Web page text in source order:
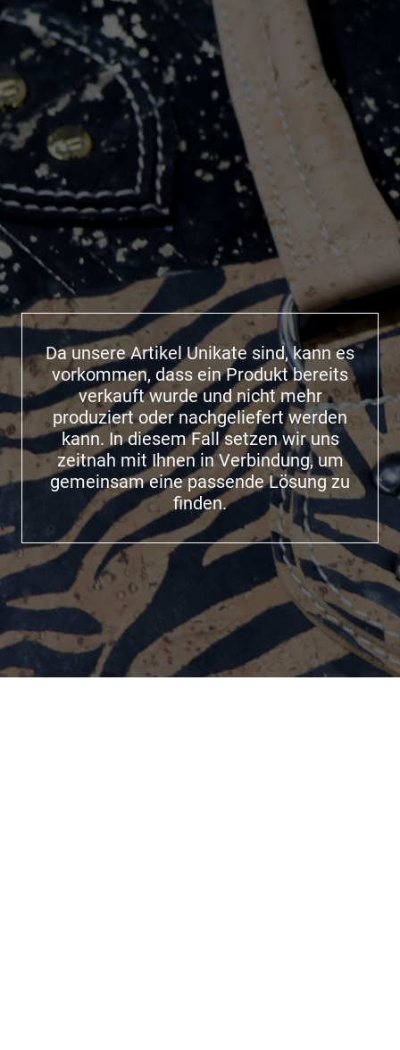
Da unsere Artikel Unikate sind, kann es
vorkommen, dass ein Produkt bereits
verkauft wurde und nicht mehr
produziert oder nachgeliefert werden
kann. In diesem Fall setzen wir uns
zeitnah mit Ihnen in Verbindung, um
gemeinsam eine passende Lösung zu
finden.